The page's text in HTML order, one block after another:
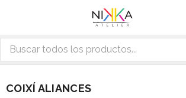
COIXÍ ALIANCES